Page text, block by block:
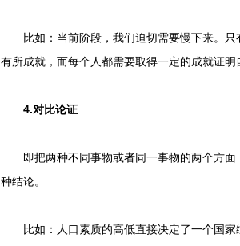
比如：当前阶段，我们迫切需要慢下来。只
有所成就，而每个人都需要取得一定的成就证明
4.对比论证
即把两种不同事物或者同一事物的两个方面
种结论。
比如：人口素质的高低直接决定了一个国家